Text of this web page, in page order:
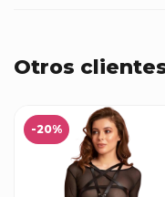
Otros
-20%